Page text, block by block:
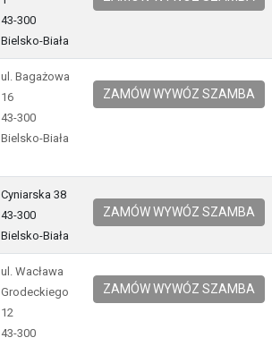
43-300
Bielsko-Biała
ul. Bagażowa
16
43-300
Bielsko-Biała
ZAMÓW WYWÓZ SZAMBA
Cyniarska 38
43-300
Bielsko-Biała
ZAMÓW WYWÓZ SZAMBA
ul. Wacława
Grodeckiego
12
43-300
ZAMÓW WYWÓZ SZAMBA